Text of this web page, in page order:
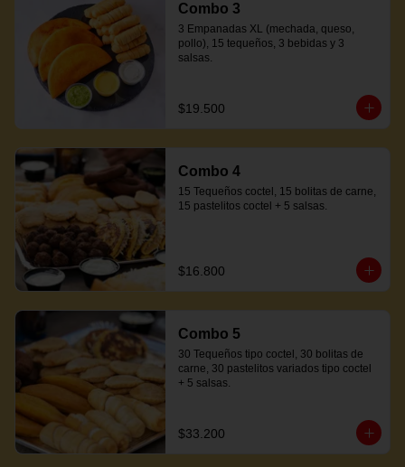
Combo 3
3 Empanadas XL (mechada, queso,
pollo), 15 tequeños, 3 bebidas y 3
salsas.
$19.500
Combo 4
15 Tequeños coctel, 15 bolitas de carne,
15 pastelitos coctel + 5 salsas.
$16.800
Combo 5
30 Tequeños tipo coctel, 30 bolitas de
carne, 30 pastelitos variados tipo coctel
+ 5 salsas.
$33.200